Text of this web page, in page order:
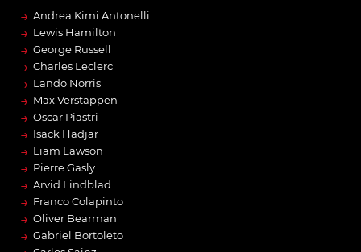
→ Andrea Kimi Antonelli
→ Lewis Hamilton
→ George Russell
→ Charles Leclerc
→ Lando Norris
→ Max Verstappen
→ Oscar Piastri
→ Isack Hadjar
→ Liam Lawson
→ Pierre Gasly
→ Arvid Lindblad
→ Franco Colapinto
→ Oliver Bearman
→ Gabriel Bortoleto